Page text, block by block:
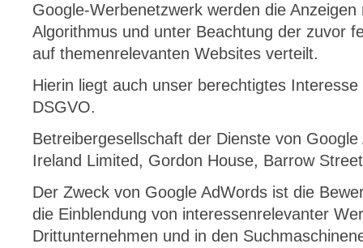
Google-Werbenetzwerk werden die
Algorithmus und unter Beachtung der zuvor
auf themenrelevanten Websites verteilt.
Hierin liegt auch unser berechtigtes
DSGVO.
Betreibergesellschaft der Dienste von
Ireland Limited, Gordon House, Barrow
Der Zweck von Google AdWords ist die
die Einblendung von interessenrelevanter
Drittunternehmen und in den